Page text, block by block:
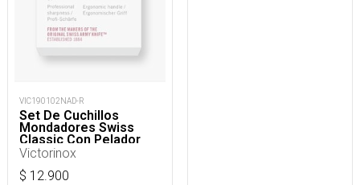
VIC190102NAD-R
Set De Cuchillos
Mondadores Swiss
Classic Con Pelador
Victorinox
$ 12.900